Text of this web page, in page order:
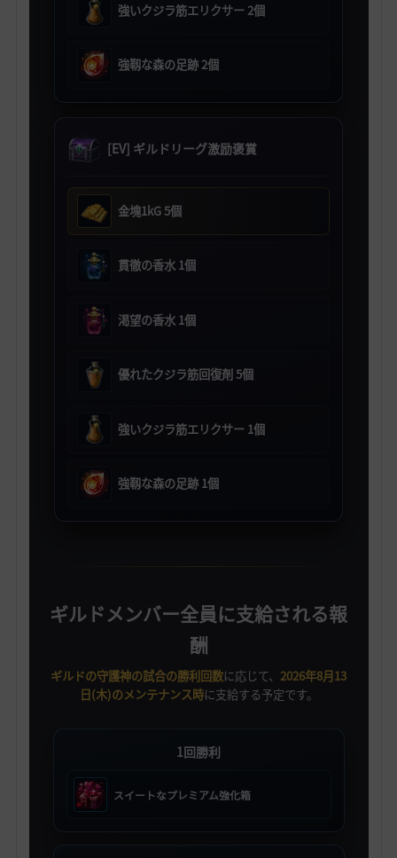
強いクジラ筋エリクサー 2個
強靱な森の足跡 2個
[EV] ギルドリーグ激励褒賞
金塊1kG 5個
貫徹の香水 1個
渇望の香水 1個
優れたクジラ筋回復剤 5個
強いクジラ筋エリクサー 1個
強靱な森の足跡 1個
ギルドメンバー全員に支給される報
酬
ギルドの守護神の試合の勝利回数に応じて、 2026年8月13
日(木)のメンテナンス時に支給する予定です。
1回勝利
スイートなプレミアム強化箱